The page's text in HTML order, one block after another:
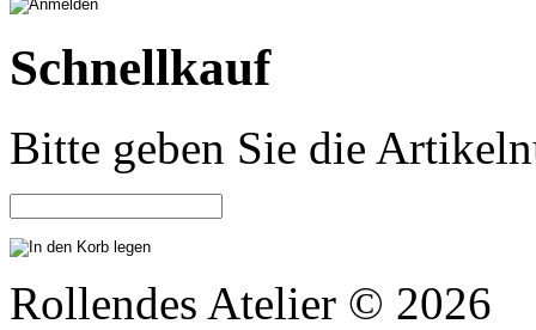
Schnellkauf
Bitte geben Sie die
Rollendes Atelier © 2026